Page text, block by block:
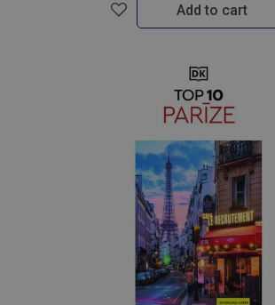
Add to cart